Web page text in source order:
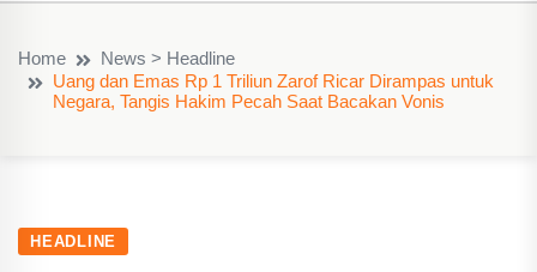
Home
News > Headline
Uang dan Emas Rp 1 Triliun Zarof Ricar Dirampas untuk
Negara, Tangis Hakim Pecah Saat Bacakan Vonis
HEADLINE